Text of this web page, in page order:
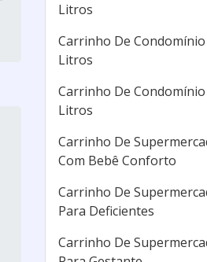
Litros
Carrinho De Condomínio
Litros
Carrinho De Condomínio
Litros
Carrinho De
Com Bebê Conforto
Carrinho De
Para Deficientes
Carrinho De